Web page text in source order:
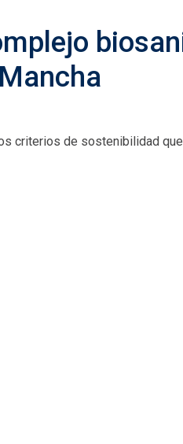
criterios de sostenibilidad